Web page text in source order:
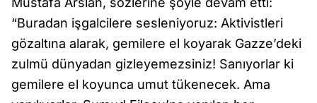
“Buradan işgalcilere sesleniyoruz: Aktivistleri
gözaltına alarak, gemilere el koyarak Gazze’deki
zulmü dünyadan gizleyemezsiniz! Sanıyorlar ki
gemilere el koyunca umut tükenecek. Ama